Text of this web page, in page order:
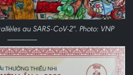
au SARS-CoV-2". Photo: VNP